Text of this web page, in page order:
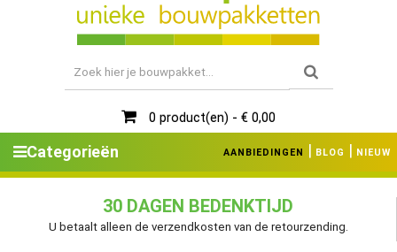
0 product(en) - € 0,00
Categorieën AANBIEDINGEN | BLOG | NIEUW
30 DAGEN BEDENKTIJD
U betaalt alleen de verzendkosten van de retourzending.